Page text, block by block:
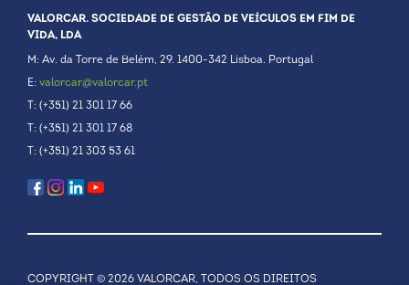
VALORCAR. SOCIEDADE DE GESTÃO DE VEÍCULOS EM FIM DE
VIDA, LDA
M: Av. da Torre de Belém, 29. 1400-342 Lisboa. Portugal
E: valorcar@valorcar.pt
T: (+351) 21 301 17 66
T: (+351) 21 301 17 68
T: (+351) 21 303 53 61
COPYRIGHT © 2026 VALORCAR, TODOS OS DIREITOS